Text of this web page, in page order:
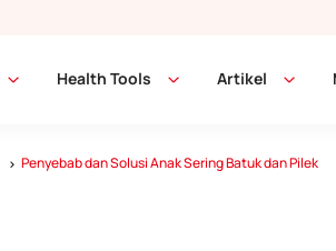
Health Tools Artikel
Penyebab dan Solusi Anak Sering Batuk dan Pilek